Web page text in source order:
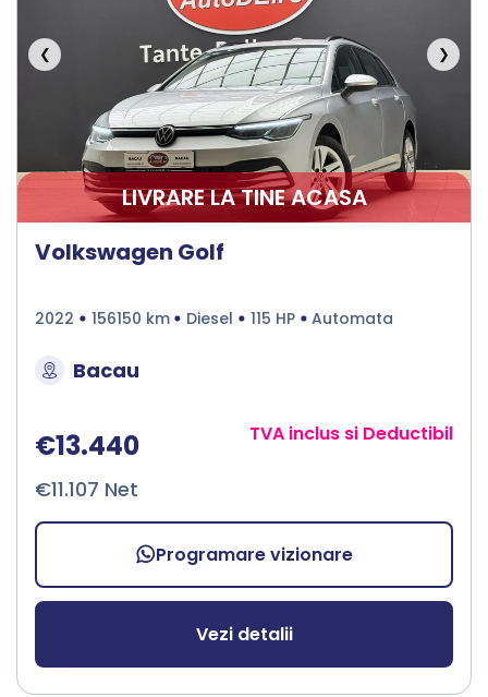
❮ ❯
LIVRARE LA TINE ACASA
Volkswagen Golf
2022 156150 km Diesel 115 HP Automata
Bacau
€13.440
€11.107 Net
TVA inclus si Deductibil
Programare vizionare
Vezi detalii